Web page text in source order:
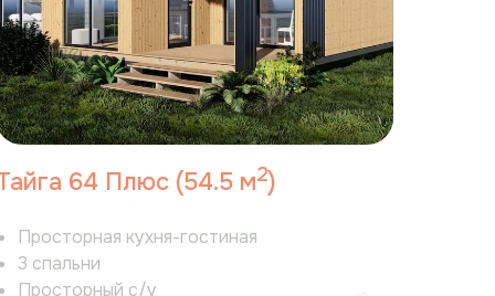
64 Плюс (54.5 м2)
Просторная кухня-гостиная
3 спальни
Просторный с/у